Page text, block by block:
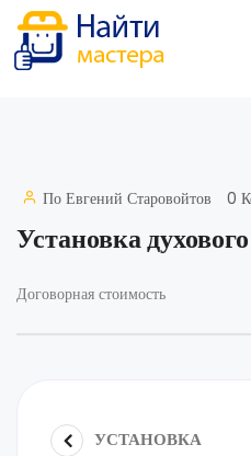
По Евгений Старовойтов 0
Установка
Договорная стоимость
УСТАНОВКА